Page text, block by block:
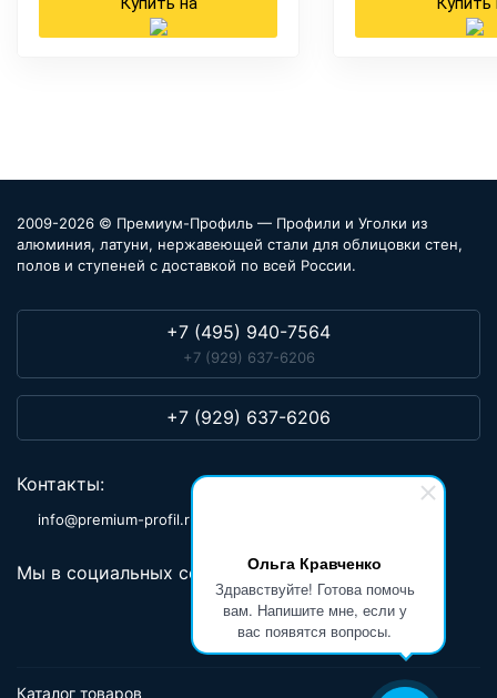
Ольга Кравченко
Здравствуйте! Готова помочь
вам. Напишите мне, если у
вас появятся вопросы.
2009-2026 © Премиум-Профиль — Профили и Уголки из
алюминия, латуни, нержавеющей стали для облицовки стен,
полов и ступеней с доставкой по всей России.
+7 (495) 940-7564
+7 (929) 637-6206
+7 (929) 637-6206
Контакты:
info@premium-profil.ru
Мы в социальных сетях:
Каталог товаров